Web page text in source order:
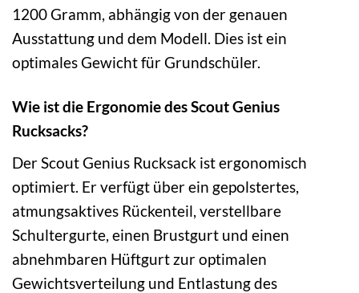
1200 Gramm, abhängig von der genauen
Ausstattung und dem Modell. Dies ist ein
optimales Gewicht für Grundschüler.
Wie ist die Ergonomie des Scout Genius
Rucksacks?
Der Scout Genius Rucksack ist ergonomisch
optimiert. Er verfügt über ein gepolstertes,
atmungsaktives Rückenteil, verstellbare
Schultergurte, einen Brustgurt und einen
abnehmbaren Hüftgurt zur optimalen
Gewichtsverteilung und Entlastung des